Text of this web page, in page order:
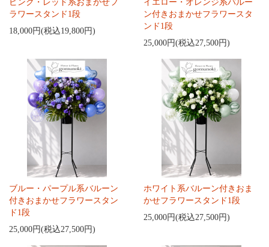
ピンク・レッド系おまかせフ
ラワースタンド1段
18,000円(税込19,800円)
イエロー・オレンジ系バルー
ン付きおまかせフラワースタ
ンド1段
25,000円(税込27,500円)
ブルー・パープル系バルーン
付きおまかせフラワースタン
ド1段
25,000円(税込27,500円)
ホワイト系バルーン付きおま
かせフラワースタンド1段
25,000円(税込27,500円)